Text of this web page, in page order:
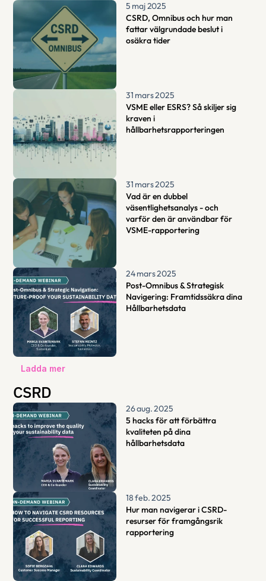
5 maj 2025
CSRD, Omnibus och hur man
fattar välgrundade beslut i
osäkra tider
31 mars 2025
VSME eller ESRS? Så skiljer sig
kraven i
hållbarhetsrapporteringen
31 mars 2025
Vad är en dubbel
väsentlighetsanalys - och
varför den är användbar för
VSME-rapportering
24 mars 2025
Post-Omnibus & Strategisk
Navigering: Framtidssäkra dina
Hållbarhetsdata
Ladda mer
CSRD
26 aug. 2025
5 hacks för att förbättra
kvaliteten på dina
hållbarhetsdata
18 feb. 2025
Hur man navigerar i CSRD-
resurser för framgångsrik
rapportering